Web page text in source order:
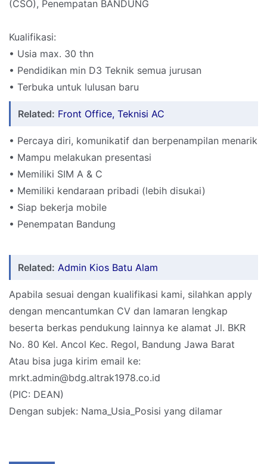
(CSO), Penempatan BANDUNG
Kualifikasi:
• Usia max. 30 thn
• Pendidikan min D3 Teknik semua jurusan
• Terbuka untuk lulusan baru
Related: Front Office, Teknisi AC
• Percaya diri, komunikatif dan berpenampilan menarik
• Mampu melakukan presentasi
• Memiliki SIM A & C
• Memiliki kendaraan pribadi (lebih disukai)
• Siap bekerja mobile
• Penempatan Bandung
Related: Admin Kios Batu Alam
Apabila sesuai dengan kualifikasi kami, silahkan apply
dengan mencantumkan CV dan lamaran lengkap
beserta berkas pendukung lainnya ke alamat Jl. BKR
No. 80 Kel. Ancol Kec. Regol, Bandung Jawa Barat
Atau bisa juga kirim email ke:
mrkt.admin@bdg.altrak1978.co.id
(PIC: DEAN)
Dengan subjek: Nama_Usia_Posisi yang dilamar